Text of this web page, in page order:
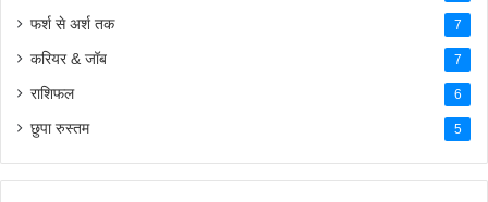
फर्श से अर्श तक 7
करियर & जॉब 7
राशिफल 6
छुपा रुस्तम 5